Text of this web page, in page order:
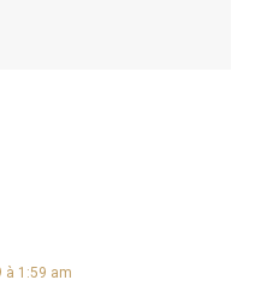
à 1:59 am